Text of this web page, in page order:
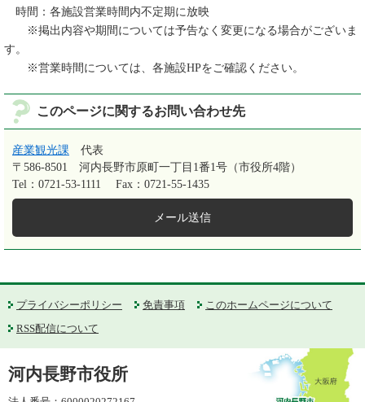
時間：各施設営業時間内不定期に放映
※掲出内容や期間については予告なく変更になる場合がございま
す。
※営業時間については、各施設HPをご確認ください。
このページに関するお問い合わせ先
産業観光課
代表
〒586-8501
河内長野市原町一丁目1番1号（市役所4階）
Tel：0721-53-1111
Fax：0721-55-1435
メール送信
プライバシーポリシー 免責事項
このホームページについて
RSS配信について
河内長野市役所